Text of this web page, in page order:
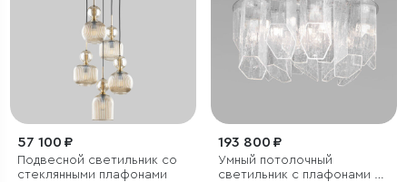
57 100 ₽
Подвесной светильник со
стеклянными плафонами
193 800 ₽
Умный потолочный
светильник с плафонами из